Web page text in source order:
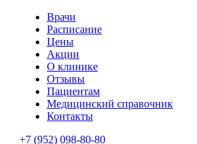
Врачи
Расписание
Цены
Акции
О клинике
Отзывы
Пациентам
Медицинский справочник
Контакты
+7 (952) 098-80-80